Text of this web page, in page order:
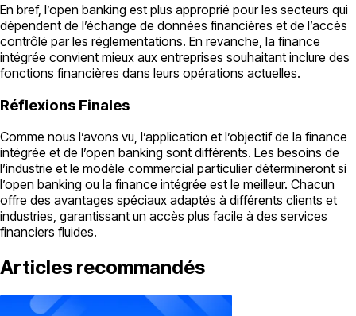
En bref, l’open banking est plus approprié pour les secteurs qui
dépendent de l’échange de données financières et de l’accès
contrôlé par les réglementations. En revanche, la finance
intégrée convient mieux aux entreprises souhaitant inclure des
fonctions financières dans leurs opérations actuelles.
Réflexions Finales
Comme nous l’avons vu, l’application et l’objectif de la finance
intégrée et de l’open banking sont différents. Les besoins de
l’industrie et le modèle commercial particulier détermineront si
l’open banking ou la finance intégrée est le meilleur. Chacun
offre des avantages spéciaux adaptés à différents clients et
industries, garantissant un accès plus facile à des services
financiers fluides.
Articles recommandés